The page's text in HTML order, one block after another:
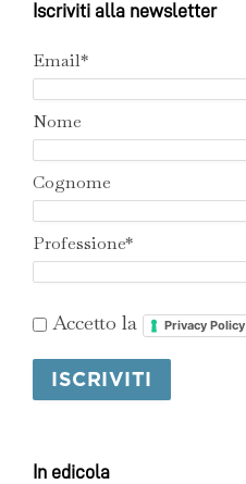
Iscriviti alla newsletter
Email*
Nome
Cognome
Professione*
Accetto la Privacy Policy
In edicola